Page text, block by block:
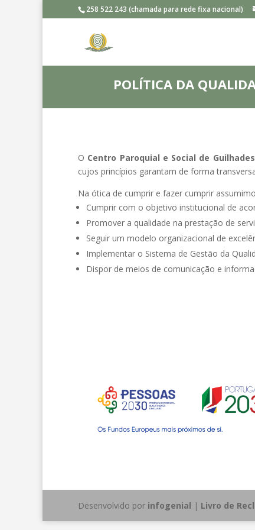
258 522 243 (chamada para rede fixa nacional)
POLÍTICA DA
O Centro Paroquial e Social de
cujos princípios garantam de forma
Na ótica de cumprir e fazer cumprir
Cumprir com o objetivo institucional de
Promover a qualidade na prestação de
Seguir um modelo organizacional de
Implementar o Sistema de Gestão da
Dispor de meios de comunicação e
Desenvolvido por infogenial | Livro de